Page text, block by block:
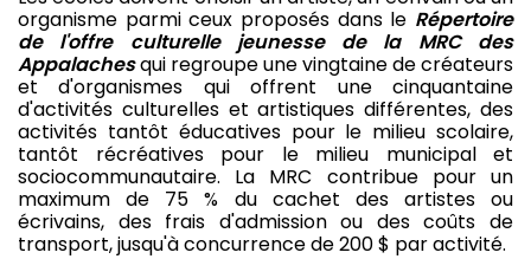
organisme parmi ceux proposés dans le Répertoire
de l'offre culturelle jeunesse de la MRC des
Appalachesqui regroupe une vingtaine de créateurs
et d'organismes qui offrent une cinquantaine
d'activités culturelles et artistiques différentes, des
activités tantôt éducatives pour le milieu scolaire,
tantôt récréatives pour le milieu municipal et
sociocommunautaire. La MRC contribue pour un
maximum de 75 % du cachet des artistes ou
écrivains, des frais d'admission ou des coûts de
transport, jusqu'à concurrence de 200 $ par activité.